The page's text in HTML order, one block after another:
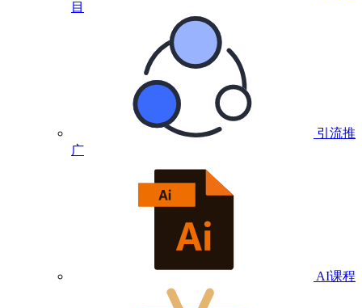
目
引流推
广
AI课程